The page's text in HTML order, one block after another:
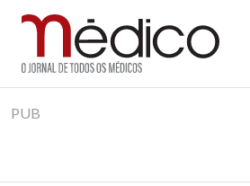
to
Jornal Médico
Médico – O Jornal de Todos os
realmente contam! Tudo o que se
PUB